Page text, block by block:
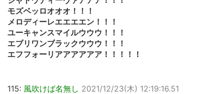
モズベッロオオオ！！！
メロディーレエエエエン！！！
ユーキャンスマイルウウウ！！！
エブリワンブラックウウウ！！！
エフフォーリアアアアアア！！！！！
115: 風吹けば名無し 2021/12/23(木) 12:19:16.51